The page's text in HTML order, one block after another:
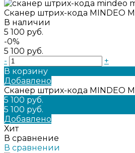
Сканер штрих-кода MINDEO
В наличии
5 100 руб.
-0%
5 100 руб.
-
+
В корзину
Добавлено
Сканер штрих-кода MINDEO
5 100 руб.
5 100 руб.
Добавлено
Хит
В сравнение
В сравнении